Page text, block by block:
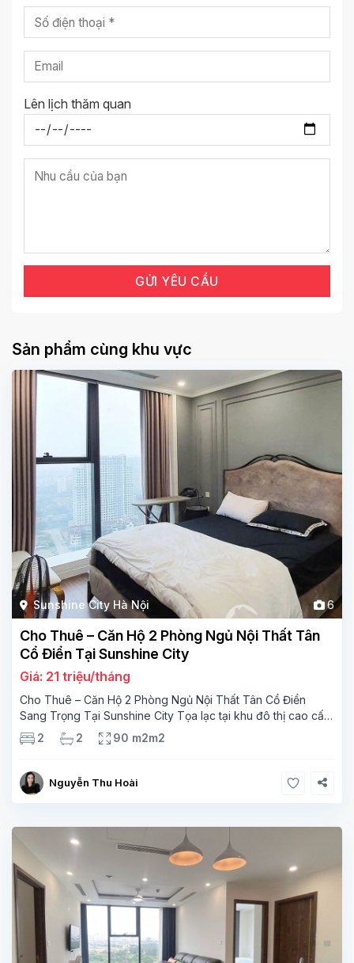
Lên lịch thăm quan
Sản phẩm cùng khu vực
Sunshine City Hà Nội 6
Cho Thuê – Căn Hộ 2 Phòng Ngủ Nội Thất Tân
Cổ Điển Tại Sunshine City
Giá: 21 triệu/tháng
Cho Thuê – Căn Hộ 2 Phòng Ngủ Nội Thất Tân Cổ Điển
Sang Trọng Tại Sunshine City Tọa lạc tại khu đô thị cao cấp
Sunshine City thuộc Ciputra Hà Nội, căn hộ được thiết kế tinh
tế với tổng
2 2 90 m2m2
Nguyễn Thu Hoài